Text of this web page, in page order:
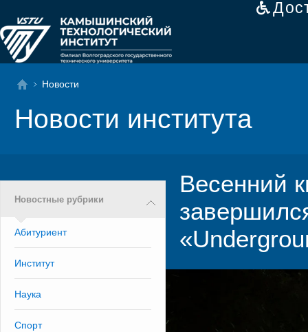
Новости
Новости института
Новостные рубрики
Абитуриент
Институт
Наука
Спорт
Весенний